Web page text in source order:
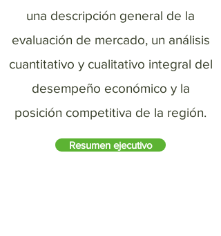
una descripción general de la
evaluación de mercado, un análisis
cuantitativo y cualitativo integral del
desempeño económico y la
posición competitiva de la región.
Resumen ejecutivo